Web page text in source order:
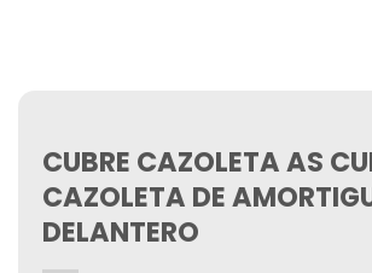
CUBRE CAZOLETA AS
CAZOLETA DE
DELANTERO